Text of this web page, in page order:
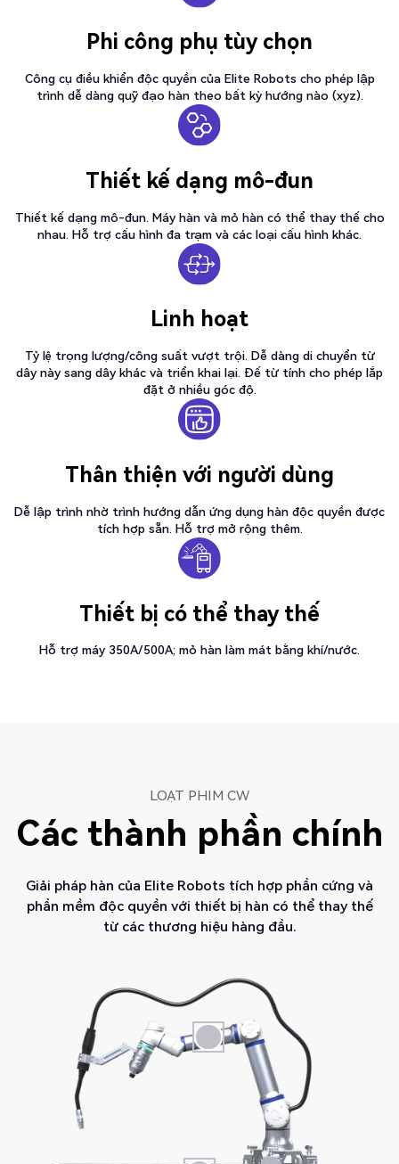
Phi công phụ tùy chọn
Công cụ điều khiển độc quyền của Elite Robots cho phép lập
trình dễ dàng quỹ đạo hàn theo bất kỳ hướng nào (xyz).
Thiết kế dạng mô-đun
Thiết kế dạng mô-đun. Máy hàn và mỏ hàn có thể thay thế cho
nhau. Hỗ trợ cấu hình đa trạm và các loại cấu hình khác.
Linh hoạt
Tỷ lệ trọng lượng/công suất vượt trội. Dễ dàng di chuyển từ
dây này sang dây khác và triển khai lại. Đế từ tính cho phép lắp
đặt ở nhiều góc độ.
Thân thiện với người dùng
Dễ lập trình nhờ trình hướng dẫn ứng dụng hàn độc quyền được
tích hợp sẵn. Hỗ trợ mở rộng thêm.
Thiết bị có thể thay thế
Hỗ trợ máy 350A/500A; mỏ hàn làm mát bằng khí/nước.
LOẠT PHIM CW
Các thành phần chính
Giải pháp hàn của Elite Robots tích hợp phần cứng và
phần mềm độc quyền với thiết bị hàn có thể thay thế
từ các thương hiệu hàng đầu.